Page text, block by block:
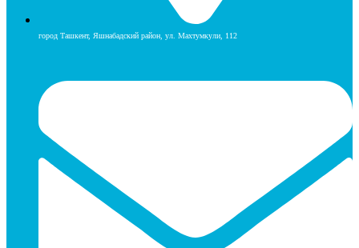
город Ташкент, Яшнабадский район, ул. Махтумкули, 112